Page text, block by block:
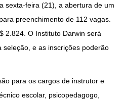
sexta-feira (21), a abertura de um
preenchimento de 112 vagas.
2.824. O Instituto Darwin será
seleção, e as inscrições poderão
para os cargos de instrutor e
escolar, psicopedagogo,